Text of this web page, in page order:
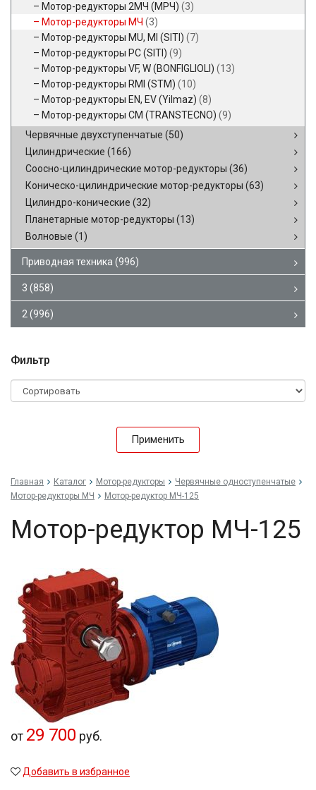
Мотор-редукторы 2МЧ (МРЧ) (3)
Мотор-редукторы МЧ (3)
Мотор-редукторы MU, MI (SITI) (7)
Мотор-редукторы PC (SITI) (9)
Мотор-редукторы VF, W (BONFIGLIOLI) (13)
Мотор-редукторы RMI (STM) (10)
Мотор-редукторы EN, EV (Yilmaz) (8)
Мотор-редукторы CM (TRANSTECNO) (9)
Червячные двухступенчатые (50)
Цилиндрические (166)
Соосно-цилиндрические мотор-редукторы (36)
Коническо-цилиндрические мотор-редукторы (63)
Цилиндро-конические (32)
Планетарные мотор-редукторы (13)
Волновые (1)
Приводная техника (996)
3 (858)
2 (996)
Фильтр
Применить
Главная Каталог Мотор-редукторы
Червячные одноступенчатые
Мотор-редукторы МЧ
Мотор-редуктор МЧ-125
Мотор-редуктор МЧ-125
от 29 700 руб.
Добавить в избранное